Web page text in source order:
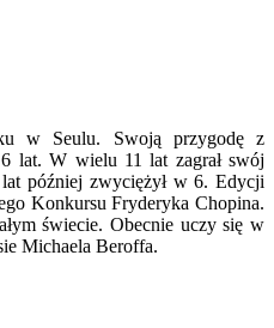
w Seulu. Swoją przygodę z
lat. W wielu 11 lat zagrał swój
później zwyciężył w 6. Edycji
Konkursu Fryderyka Chopina.
świecie. Obecnie uczy się w
Michaela Beroffa.